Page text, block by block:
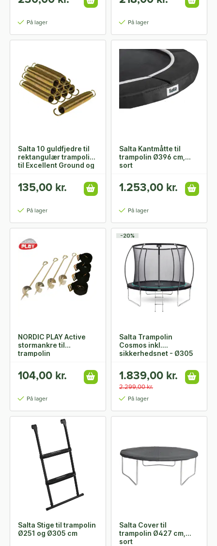
På lager På lager
Salta 10 guldfjedre til
rektangulær trampolin
til Excellent Ground og
135,00 kr.
På lager
Salta Kantmåtte til
trampolin Ø396 cm,
sort
1.253,00 kr.
På lager
NORDIC PLAY Active
stormankre til
trampolin
104,00 kr.
På lager
-20%
Salta Trampolin
Cosmos inkl.
sikkerhedsnet - Ø305
1.839,00 kr.
2.299,00 kr.
På lager
Salta Stige til trampolin
Ø251 og Ø305 cm
Salta Cover til
trampolin Ø427 cm,
sort